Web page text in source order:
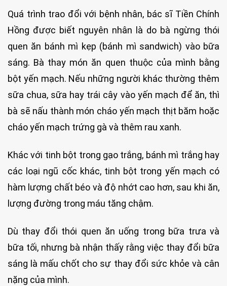
Quá trình trao đổi với bệnh nhân, bác sĩ Tiền Chính
Hồng được biết nguyên nhân là do bà ngừng thói
quen ăn bánh mì kẹp (bánh mì sandwich) vào bữa
sáng. Bà thay món ăn quen thuộc của mình bằng
bột yến mạch. Nếu những người khác thường thêm
sữa chua, sữa hay trái cây vào yến mạch để ăn, thì
bà sẽ nấu thành món cháo yến mạch thịt băm hoặc
cháo yến mạch trứng gà và thêm rau xanh.
Khác với tinh bột trong gạo trắng, bánh mì trắng hay
các loại ngũ cốc khác, tinh bột trong yến mạch có
hàm lượng chất béo và độ nhớt cao hơn, sau khi ăn,
lượng đường trong máu tăng chậm.
Dù thay đổi thói quen ăn uống trong bữa trưa và
bữa tối, nhưng bà nhận thấy rằng việc thay đổi bữa
sáng là mấu chốt cho sự thay đổi sức khỏe và cân
nặng của mình.